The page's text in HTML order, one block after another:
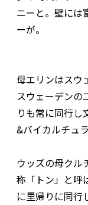
ニーと。壁には
ーが。
母エリンはスウ
スウェーデンの
りも常に同行し
&バイカルチュラ
ウッズの母クル
称「トン」と呼
に里帰りに同行